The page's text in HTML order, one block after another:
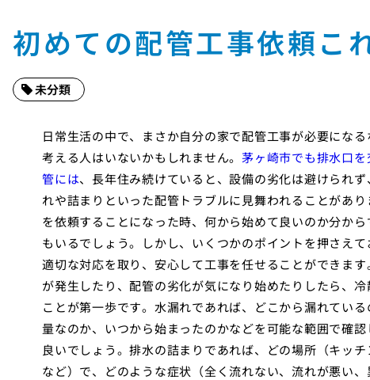
初めての配管工事依頼こ
未分類
日常生活の中で、まさか自分の家で配管工事が必要にな
考える人はいないかもしれません。 茅ヶ崎市でも排水口
管には、長年住み続けていると、設備の劣化は避けられ
れや詰まりといった配管トラブルに見舞われることがあ
を依頼することになった時、何から始めて良いのか分か
もいるでしょう。しかし、いくつかのポイントを押さえ
適切な対応を取り、安心して工事を任せることができま
が発生したり、配管の劣化が気になり始めたりしたら、
ことが第一歩です。水漏れであれば、どこから漏れてい
量なのか、いつから始まったのかなどを可能な範囲で確
良いでしょう。排水の詰まりであれば、どの場所（キッ
など）で、どのような症状（全く流れない、流れが悪い